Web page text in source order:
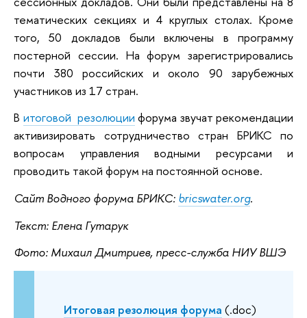
тематических секциях и 4 круглых столах. Кроме
того, 50 докладов были включены в программу
постерной сессии. На форум зарегистрировались
почти 380 российских и около 90 зарубежных
участников из 17 стран.
В итоговой резолюции форума звучат рекомендации
активизировать сотрудничество стран БРИКС по
вопросам управления водными ресурсами и
проводить такой форум на постоянной основе.
Сайт Водного форума БРИКС: bricswater.org.
Текст: Елена Гутарук
Фото: Михаил Дмитриев, пресс-служба НИУ ВШЭ
Итоговая резолюция форума (.doc)